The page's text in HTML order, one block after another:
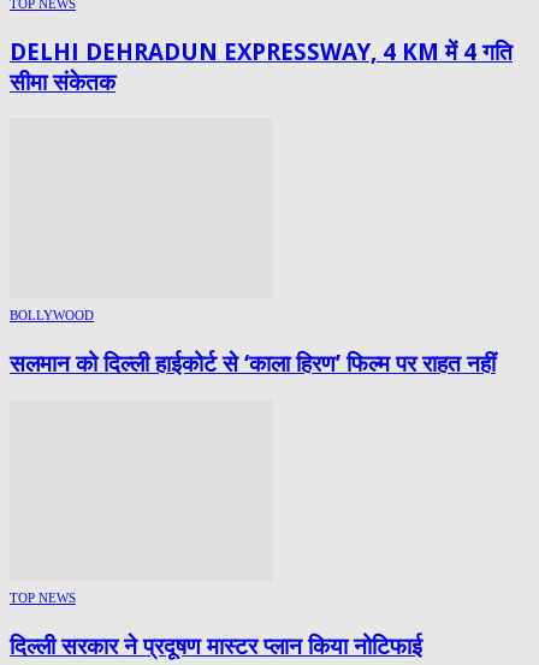
TOP NEWS
DELHI DEHRADUN EXPRESSWAY, 4 KM में 4 गति
सीमा संकेतक
BOLLYWOOD
सलमान को दिल्ली हाईकोर्ट से ‘काला हिरण’ फिल्म पर राहत नहीं
TOP NEWS
दिल्ली सरकार ने प्रदूषण मास्टर प्लान किया नोटिफाई